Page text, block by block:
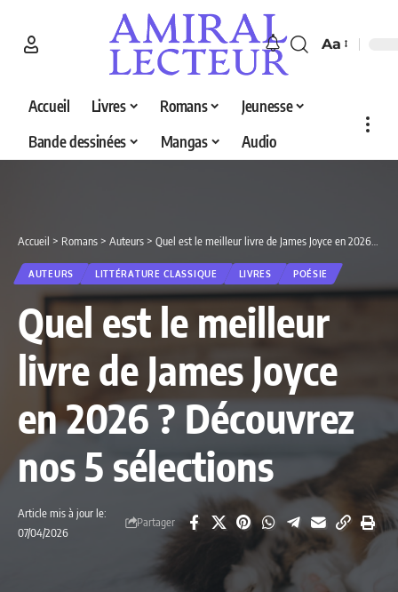
Aa
Accueil Livres Romans
Jeunesse
Bande dessinées
Mangas Audio
Accueil > Romans > Auteurs > Quel est le meilleur livre de James Joyce en 2026 ? Découvrez nos 5 sélections
AUTEURS LITTÉRATURE CLASSIQUE LIVRES POÉSIE
Quel est le meilleur
livre de James Joyce
en 2026 ? Découvrez
nos 5 sélections
Article mis à jour le:
07/04/2026
Partager